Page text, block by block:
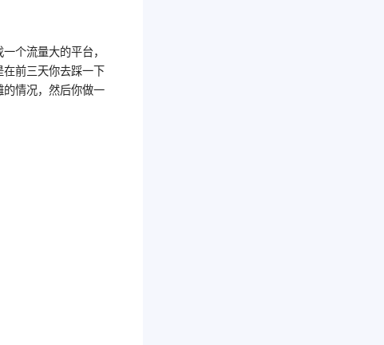
个流量大的平台，
前三天你去踩一下
情况，然后你做一